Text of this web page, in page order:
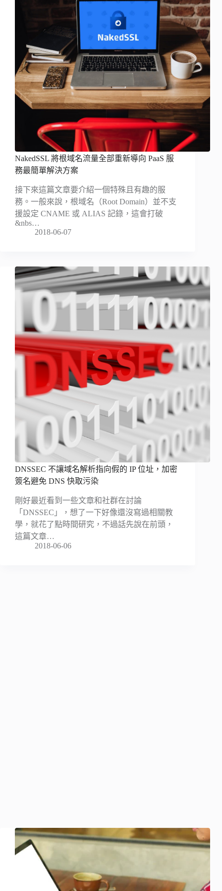
NakedSSL 將根域名流量全部重新導向 PaaS 服
務最簡單解決方案
接下來這篇文章要介紹一個特殊且有趣的服
務。一般來說，根域名（Root Domain）並不支
援設定 CNAME 或 ALIAS 記錄，這會打破
&nbs…
2018-06-07
DNSSEC 不讓域名解析指向假的 IP 位址，加密
簽名避免 DNS 快取污染
剛好最近看到一些文章和社群在討論
「DNSSEC」，想了一下好像還沒寫過相關教
學，就花了點時間研究，不過話先說在前頭，
這篇文章…
2018-06-06